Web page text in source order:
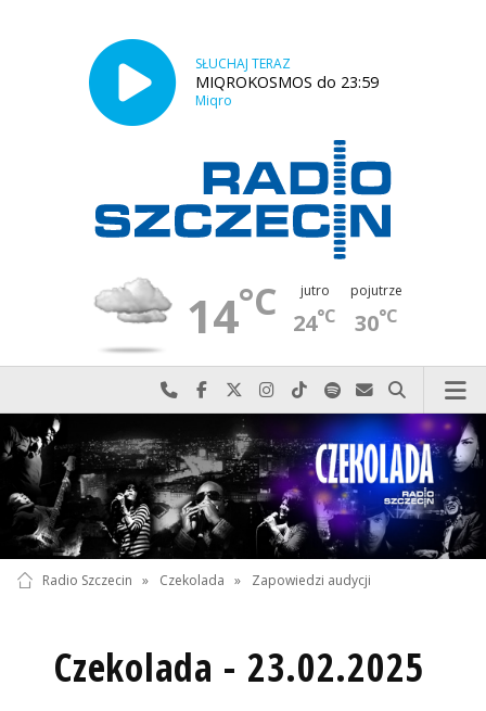
SŁUCHAJ TERAZ
MIQROKOSMOS do 23:59
Miqro
14°C jutro
24°C
pojutrze
30°C
Najlepiej po prostu do nas zadzwoń
Odwiedź nas na Facebook-u
Odwiedź nas na X
Odwiedź nas na Instagram-ie
Odwiedź nas na TikTok-u
Szukaj nas na Spotify
Wyślij do nas
Szukaj
Radio Szczecin » Czekolada » Zapowiedzi audycji
Czekolada - 23.02.2025